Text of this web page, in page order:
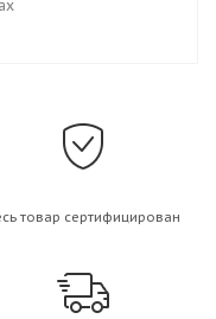
товар сертифицирован